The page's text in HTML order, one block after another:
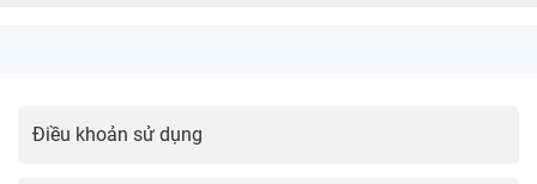
Điều khoản sử dụng